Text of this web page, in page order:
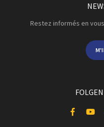
Restez informés en